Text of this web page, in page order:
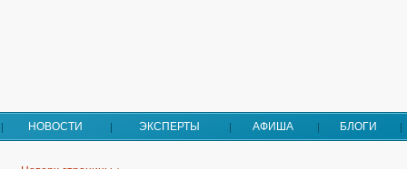
НОВОСТИ ЭКСПЕРТЫ АФИША БЛОГИ